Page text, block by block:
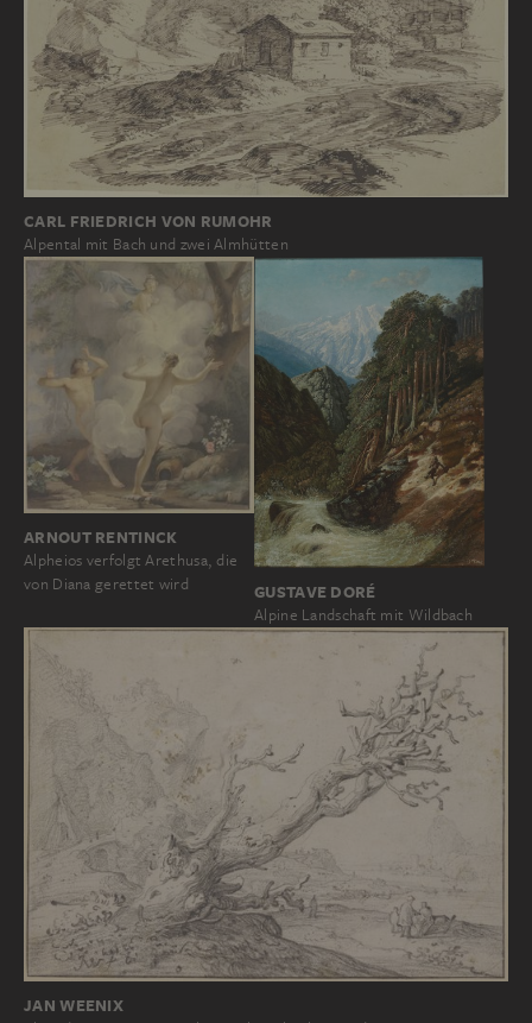
CARL FRIEDRICH VON RUMOHR
Alpental mit Bach und zwei Almhütten
ARNOUT RENTINCK
Alpheios verfolgt Arethusa, die
von Diana gerettet wird
GUSTAVE DORÉ
Alpine Landschaft mit Wildbach
JAN WEENIX